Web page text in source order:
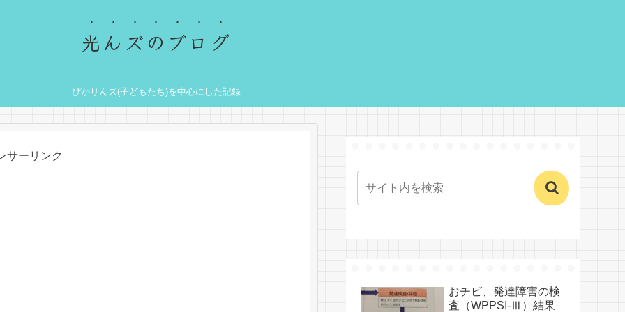
光んズのブログ
ぴかりんズ(子どもたち)を中心にした記録
サーリンク
おチビ、発達障害の検
査（WPPSI-Ⅲ）結果